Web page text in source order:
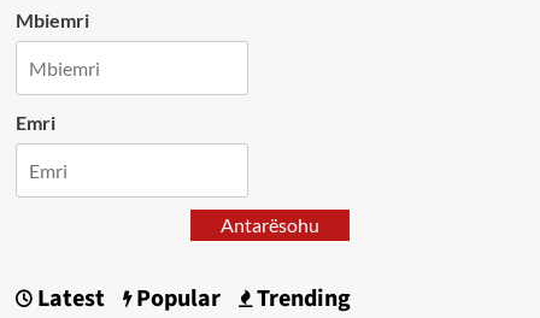
Mbiemri
Emri
Antarësohu
Latest Popular Trending